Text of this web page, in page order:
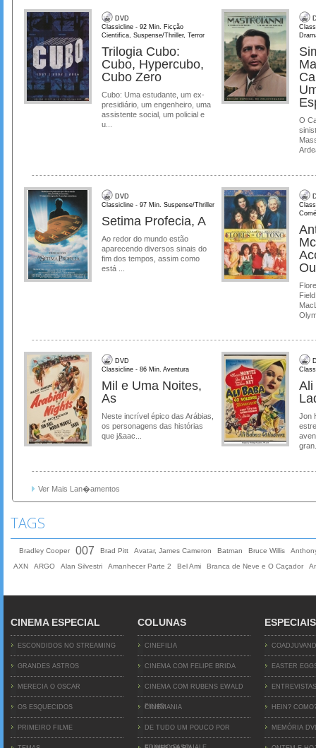
DVD
Classicline - 92 Min. Ficção
Cientifica, Suspense/Thriller, Terror
Trilogia Cubo:
Cubo, Hypercubo,
Cubo Zero
Cubo: Uma estudante, um ex-
presidiário, um engenheiro, uma
assistente social, um policial e
u...
O
DVD
Classicline - 97 Min. Suspense/Thriller
Setima Profecia, A
Ao redor do mundo estão
aparecendo diversos sinais do
fim dos tempos, assim como
está ...
DVD
Classicline - 86 Min. Aventura
Mil e Uma Noites,
As
Neste incrível épico das Arábias,
os personagens das histórias
que j&aac...
Ali
Jon
Ver Mais Lan�amentos
TAGS
Bradley Cooper 007 Brad Pitt Avatar, James Cameron Batman Bruce Willis
AXN
ARGO Alan Silvestri Amanhecer Parte 2 Bel Ami Branca de Neve e O Caçador
CINEMA ESPECIAL
ESCONDIDOS NO STREAMING
GRANDES ASTROS
MERECIA O OSCAR
OS ESQUECIDOS
PRIMEIRO FILME
COLUNAS
CINEFILIA
CINEMA COM FELIPE BRIDA
CINEMA COM RUBENS EWALD
FILHO
CINEMANIA
DE TUDO UM POUCO POR
ESPECIAIS
EASTER
ENTREVISTAS
HEIN?
MEMÓRIA